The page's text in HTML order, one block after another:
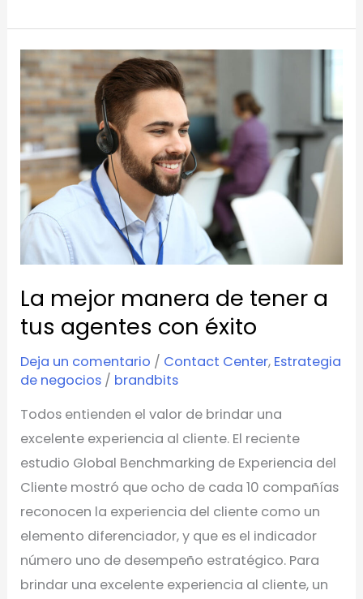
La mejor manera de tener a
tus agentes con éxito
Deja un comentario / Contact Center, Estrategia
de negocios / brandbits
Todos entienden el valor de brindar una
excelente experiencia al cliente. El reciente
estudio Global Benchmarking de Experiencia del
Cliente mostró que ocho de cada 10 compañías
reconocen la experiencia del cliente como un
elemento diferenciador, y que es el indicador
número uno de desempeño estratégico. Para
brindar una excelente experiencia al cliente, un
La
mejor
manera
de
tener
a
tus
agentes
con